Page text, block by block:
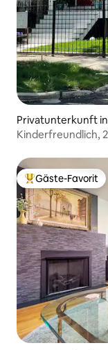
Privatunterkunft
Kinderfreundlich,
Beliebter Gäste-
Gäste-Favorit